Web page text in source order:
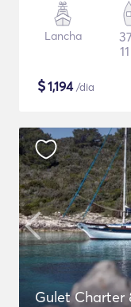
Lancha
$1,194/dia
Gulet Charter